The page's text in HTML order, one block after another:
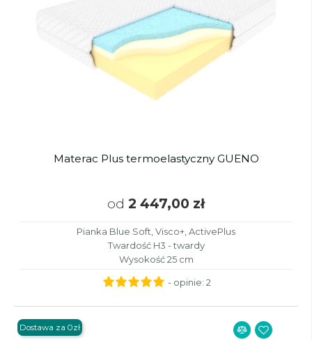
Materac Plus termoelastyczny GUENO
od 2 447,00 zł
Pianka Blue Soft, Visco+, ActivePlus
Twardość H3 - twardy
Wysokość 25 cm
- opinie: 2
Dostawa za 0zł